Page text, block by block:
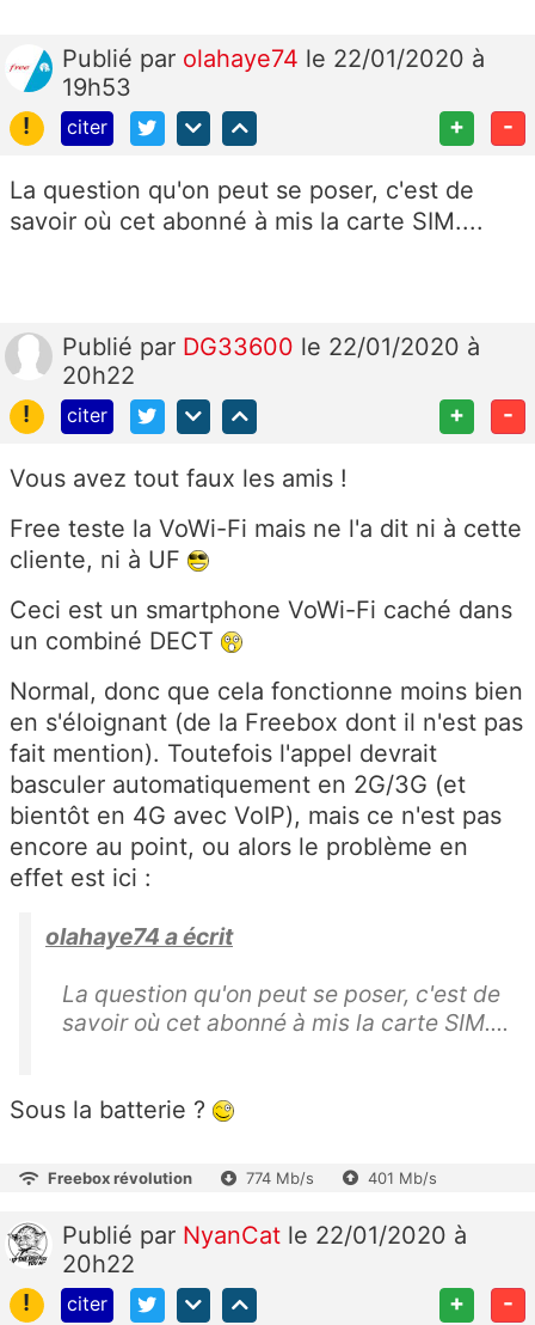
Publié par olahaye74 le 22/01/2020 à
19h53
!
citer + -
La question qu'on peut se poser, c'est de
savoir où cet abonné à mis la carte SIM....
Publié par DG33600 le 22/01/2020 à
20h22
!
citer + -
Vous avez tout faux les amis !
Free teste la VoWi-Fi mais ne l'a dit ni à cette
cliente, ni à UF
Ceci est un smartphone VoWi-Fi caché dans
un combiné DECT
Normal, donc que cela fonctionne moins bien
en s'éloignant (de la Freebox dont il n'est pas
fait mention). Toutefois l'appel devrait
basculer automatiquement en 2G/3G (et
bientôt en 4G avec VoIP), mais ce n'est pas
encore au point, ou alors le problème en
effet est ici :
olahaye74 a écrit
La question qu'on peut se poser, c'est de
savoir où cet abonné à mis la carte SIM....
Sous la batterie ?
Freebox révolution 774 Mb/s 401 Mb/s
Publié par NyanCat le 22/01/2020 à
20h22
!
citer + -